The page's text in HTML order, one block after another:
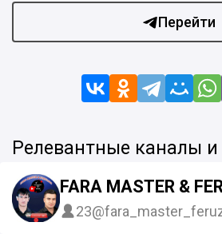
Перейти
Релевантные каналы
FARA MASTER &
23